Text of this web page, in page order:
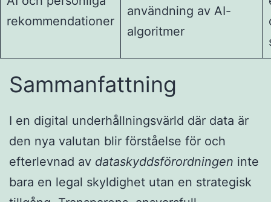
rekommendationer
användning av AI-
algoritmer
Sammanfattning
I en digital underhållningsvärld där data är
den nya valutan blir förståelse för och
efterlevnad av dataskyddsförordningen inte
bara en legal skyldighet utan en strategisk